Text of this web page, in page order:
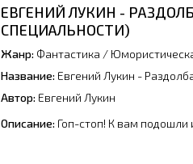
ЕВГЕНИЙ ЛУКИН -
СПЕЦИАЛЬНОСТИ)
Жанр: Фантастика /
Название: Евгений Лукин -
Автор: Евгений Лукин
Описание: Гоп-стоп! К вам подошли